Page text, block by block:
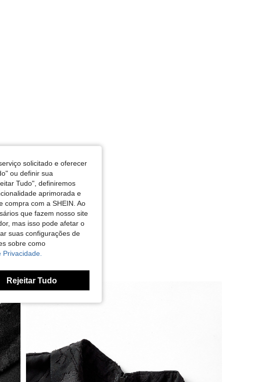
solicitado e oferecer
ou definir sua
Tudo", definiremos
aprimorada e
compra com a SHEIN. Ao
que fazem nosso site
mas isso pode afetar o
suas configurações de
sobre como
Rejeitar Tudo